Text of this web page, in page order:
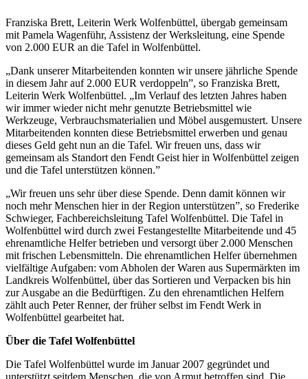
Franziska Brett, Leiterin Werk Wolfenbüttel, übergab gemeinsam
mit Pamela Wagenführ, Assistenz der Werksleitung, eine Spende
von 2.000 EUR an die Tafel in Wolfenbüttel.
„Dank unserer Mitarbeitenden konnten wir unsere jährliche Spende
in diesem Jahr auf 2.000 EUR verdoppeln”, so Franziska Brett,
Leiterin Werk Wolfenbüttel. „Im Verlauf des letzten Jahres haben
wir immer wieder nicht mehr genutzte Betriebsmittel wie
Werkzeuge, Verbrauchsmaterialien und Möbel ausgemustert. Unsere
Mitarbeitenden konnten diese Betriebsmittel erwerben und genau
dieses Geld geht nun an die Tafel. Wir freuen uns, dass wir
gemeinsam als Standort den Fendt Geist hier in Wolfenbüttel zeigen
und die Tafel unterstützen können.”
„Wir freuen uns sehr über diese Spende. Denn damit können wir
noch mehr Menschen hier in der Region unterstützen”, so Frederike
Schwieger, Fachbereichsleitung Tafel Wolfenbüttel. Die Tafel in
Wolfenbüttel wird durch zwei Festangestellte Mitarbeitende und 45
ehrenamtliche Helfer betrieben und versorgt über 2.000 Menschen
mit frischen Lebensmitteln. Die ehrenamtlichen Helfer übernehmen
vielfältige Aufgaben: vom Abholen der Waren aus Supermärkten im
Landkreis Wolfenbüttel, über das Sortieren und Verpacken bis hin
zur Ausgabe an die Bedürftigen. Zu den ehrenamtlichen Helfern
zählt auch Peter Renner, der früher selbst im Fendt Werk in
Wolfenbüttel gearbeitet hat.
Über die Tafel Wolfenbüttel
Die Tafel Wolfenbüttel wurde im Januar 2007 gegründet und
unterstützt seitdem Menschen, die von Armut betroffen sind. Die